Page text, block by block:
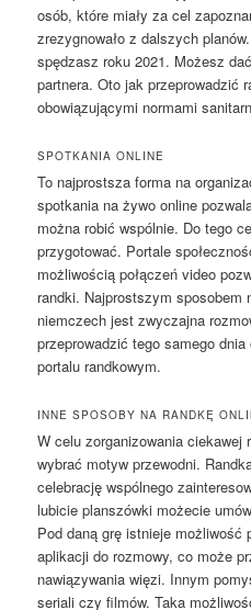
osób, które miały za cel
zrezygnowało z dalszych
spędzasz roku 2021. Możesz
partnera. Oto jak przeprowadzić
obowiązującymi normami
SPOTKANIA ONLINE
To najprostsza forma na
spotkania na żywo online
można robić wspólnie. Do tego
przygotować. Portale
możliwością połączeń video
randki. Najprostszym sposobem
niemczech jest zwyczajna
przeprowadzić tego samego
portalu randkowym.
INNE SPOSOBY NA RANDKĘ
W celu zorganizowania ciekawej
wybrać motyw przewodni.
celebrację wspólnego
lubicie planszówki możecie
Pod daną grę istnieje możliwość
aplikacji do rozmowy, co może
nawiązywania więzi. Innym
seriali czy filmów. Taka